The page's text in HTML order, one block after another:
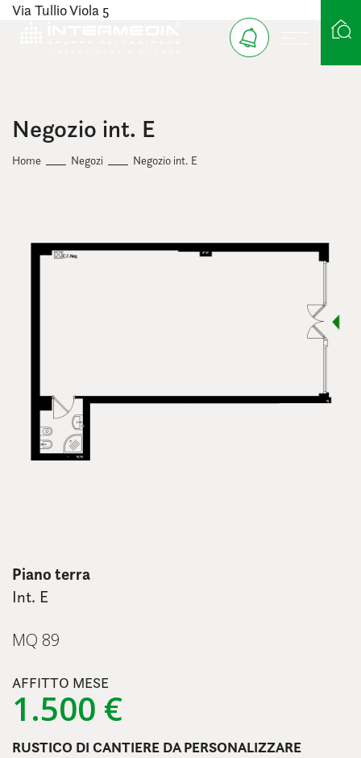
Via Tullio Viola 5
Negozio int. E
Home Negozi Negozio int. E
Piano terra
Int. E
MQ 89
AFFITTO MESE
1.500 €
RUSTICO DI CANTIERE DA PERSONALIZZARE